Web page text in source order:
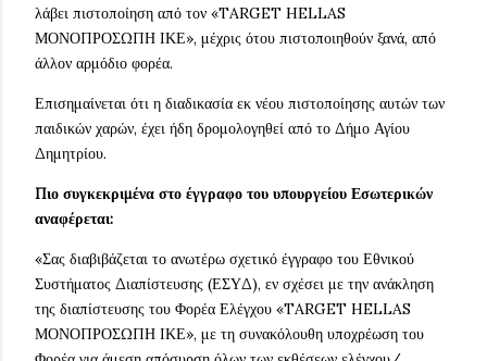
λάβει πιστοποίηση από τον «TARGET HELLAS
ΜΟΝΟΠΡΟΣΩΠΗ ΙΚΕ», μέχρις ότου πιστοποιηθούν ξανά, από
άλλον αρμόδιο φορέα.
Επισημαίνεται ότι η διαδικασία εκ νέου πιστοποίησης αυτών των
παιδικών χαρών, έχει ήδη δρομολογηθεί από το Δήμο Αγίου
Δημητρίου.
Πιο συγκεκριμένα στο έγγραφο του υπουργείου Εσωτερικών
αναφέρεται:
«Σας διαβιβάζεται το ανωτέρω σχετικό έγγραφο του Εθνικού
Συστήματος Διαπίστευσης (ΕΣΥΔ), εν σχέσει με την ανάκληση
της διαπίστευσης του Φορέα Ελέγχου «TARGET HELLAS
ΜΟΝΟΠΡΟΣΩΠΗ ΙΚΕ», με τη συνακόλουθη υποχρέωση του